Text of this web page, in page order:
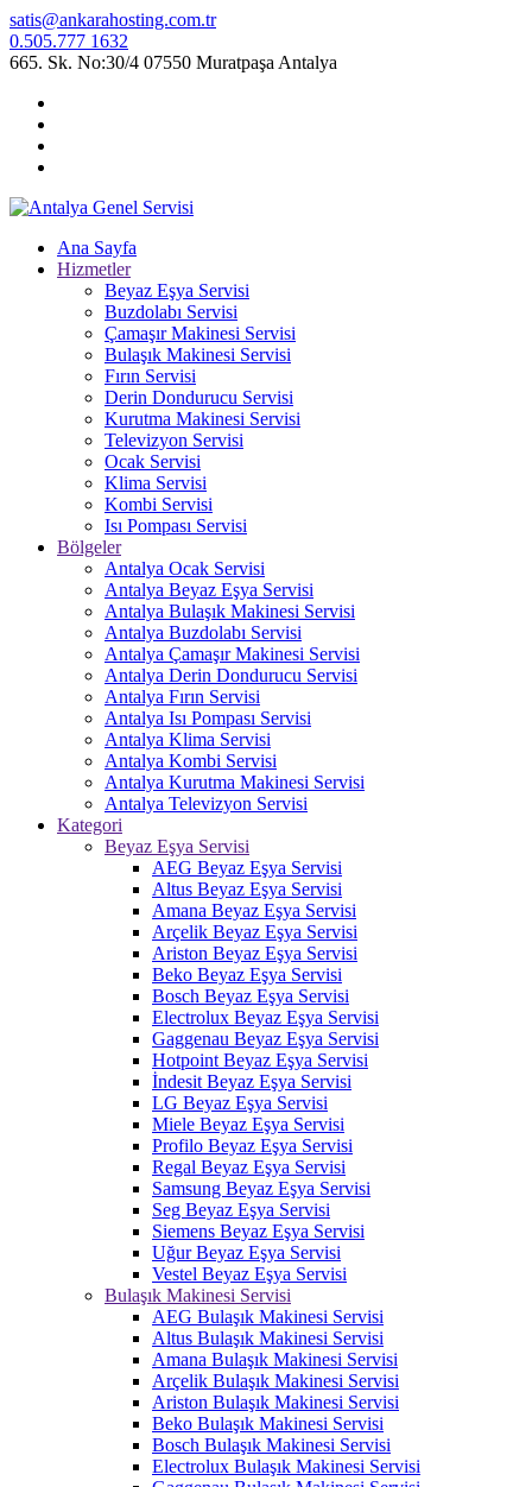
satis@ankarahosting.com.tr
0.505.777 1632
665. Sk. No:30/4 07550 Muratpaşa Antalya
Ana Sayfa
Hizmetler
Beyaz Eşya Servisi
Buzdolabı Servisi
Çamaşır Makinesi Servisi
Bulaşık Makinesi Servisi
Fırın Servisi
Derin Dondurucu Servisi
Kurutma Makinesi Servisi
Televizyon Servisi
Ocak Servisi
Klima Servisi
Kombi Servisi
Isı Pompası Servisi
Bölgeler
Antalya Ocak Servisi
Antalya Beyaz Eşya Servisi
Antalya Bulaşık Makinesi Servisi
Antalya Buzdolabı Servisi
Antalya Çamaşır Makinesi Servisi
Antalya Derin Dondurucu Servisi
Antalya Fırın Servisi
Antalya Isı Pompası Servisi
Antalya Klima Servisi
Antalya Kombi Servisi
Antalya Kurutma Makinesi Servisi
Antalya Televizyon Servisi
Kategori
Beyaz Eşya Servisi
AEG Beyaz Eşya Servisi
Altus Beyaz Eşya Servisi
Amana Beyaz Eşya Servisi
Arçelik Beyaz Eşya Servisi
Ariston Beyaz Eşya Servisi
Beko Beyaz Eşya Servisi
Bosch Beyaz Eşya Servisi
Electrolux Beyaz Eşya Servisi
Gaggenau Beyaz Eşya Servisi
Hotpoint Beyaz Eşya Servisi
İndesit Beyaz Eşya Servisi
LG Beyaz Eşya Servisi
Miele Beyaz Eşya Servisi
Profilo Beyaz Eşya Servisi
Regal Beyaz Eşya Servisi
Samsung Beyaz Eşya Servisi
Seg Beyaz Eşya Servisi
Siemens Beyaz Eşya Servisi
Uğur Beyaz Eşya Servisi
Vestel Beyaz Eşya Servisi
Bulaşık Makinesi Servisi
AEG Bulaşık Makinesi Servisi
Altus Bulaşık Makinesi Servisi
Amana Bulaşık Makinesi Servisi
Arçelik Bulaşık Makinesi Servisi
Ariston Bulaşık Makinesi Servisi
Beko Bulaşık Makinesi Servisi
Bosch Bulaşık Makinesi Servisi
Electrolux Bulaşık Makinesi Servisi